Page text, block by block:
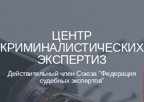
content
ЦЕНТР
КРИМИНАЛИСТИЧЕСКИХ
ЭКСПЕРТИЗ
Действительный член Союза "Федерация
судебных экспертов"